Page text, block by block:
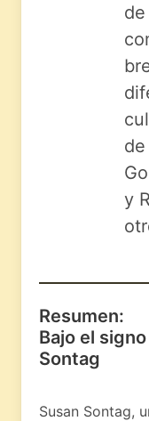
y
Resumen:
Bajo el
Sontag
Susan Sontag,